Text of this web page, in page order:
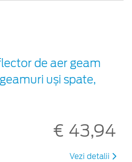
de aer geam
uși spate,
€ 43,94
Vezi detalii